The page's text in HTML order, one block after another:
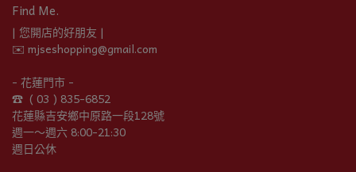
Find Me.
| 您開店的好朋友 |
✉️ mjseshopping@gmail.com
- 花蓮門市 -
☎︎  ( 03 ) 835-6852
花蓮縣吉安鄉中原路一段128號
週一～週六 8:00-21:30
週日公休